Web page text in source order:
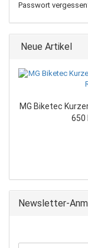
Passwort
Neue Artikel
MG Biketec
650
Newsletter-